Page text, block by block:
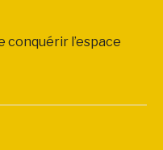
conquérir l’espace